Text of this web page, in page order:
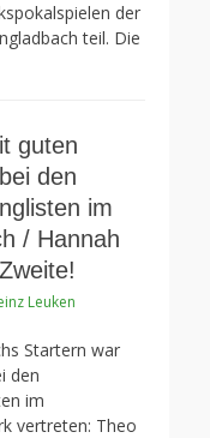
der
teil. Die
guten
den
im
/ Hannah
Leuken
Startern war
den
im
vertreten: Theo